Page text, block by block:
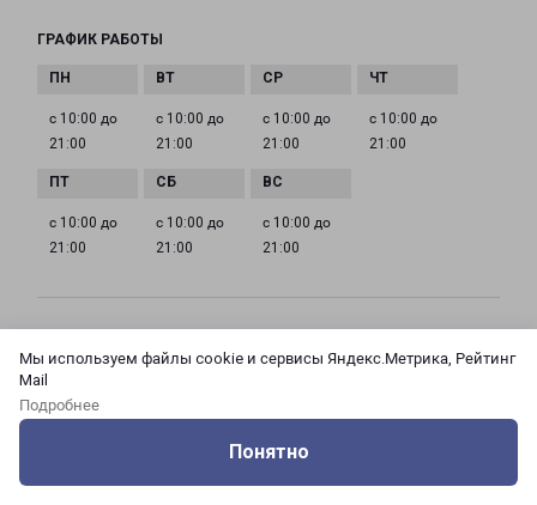
Мы используем файлы cookie и сервисы Яндекс.Метрика, Рейтинг
Mail
Подробнее
Понятно
ГРАФИК РАБОТЫ
с 10:00 до
21:00
с 10:00 до
21:00
с 10:00 до
21:00
с 10:00 до
21:00
с 10:00 до
21:00
с 10:00 до
21:00
с 10:00 до
21:00
Россия, Москва город, Зюзино район, улица
Азовская, дом 24, корпус 3